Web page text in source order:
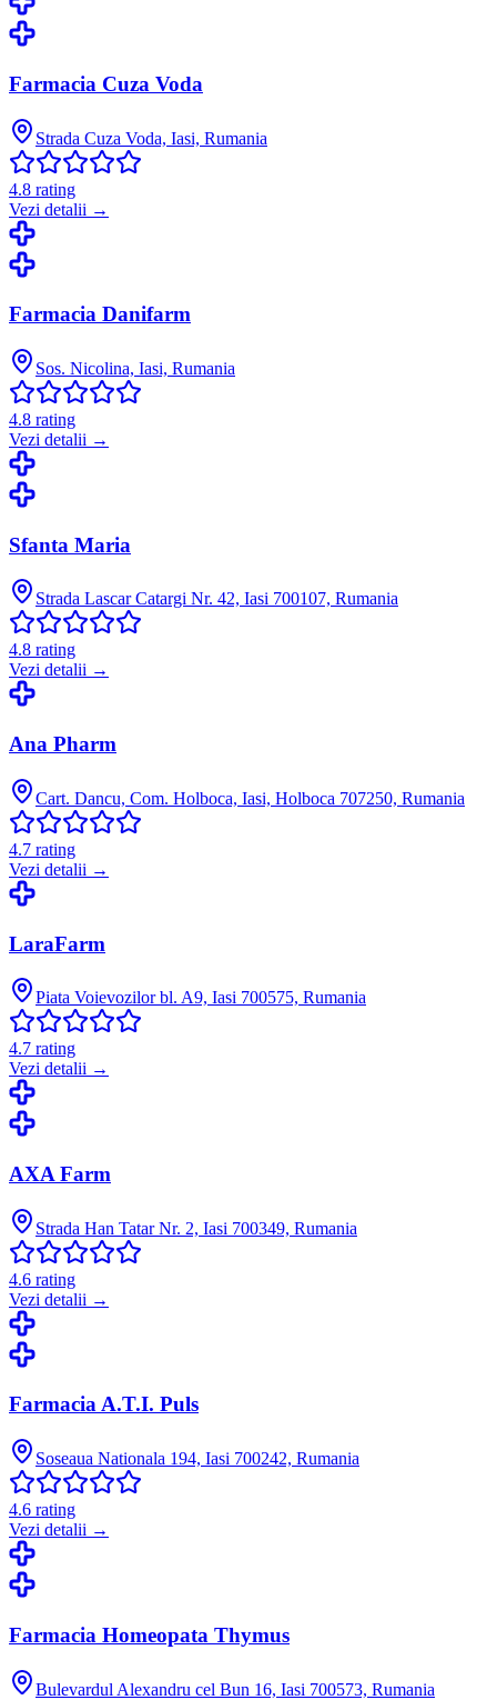
Farmacia Cuza Voda
Strada Cuza Voda, Iasi, Rumania
4.8 rating
Vezi detalii →
Farmacia Danifarm
Sos. Nicolina, Iasi, Rumania
4.8 rating
Vezi detalii →
Sfanta Maria
Strada Lascar Catargi Nr. 42, Iasi 700107, Rumania
4.8 rating
Vezi detalii →
Ana Pharm
Cart. Dancu, Com. Holboca, Iasi, Holboca 707250, Rumania
4.7 rating
Vezi detalii →
LaraFarm
Piata Voievozilor bl. A9, Iasi 700575, Rumania
4.7 rating
Vezi detalii →
AXA Farm
Strada Han Tatar Nr. 2, Iasi 700349, Rumania
4.6 rating
Vezi detalii →
Farmacia A.T.I. Puls
Soseaua Nationala 194, Iasi 700242, Rumania
4.6 rating
Vezi detalii →
Farmacia Homeopata Thymus
Bulevardul Alexandru cel Bun 16, Iasi 700573, Rumania